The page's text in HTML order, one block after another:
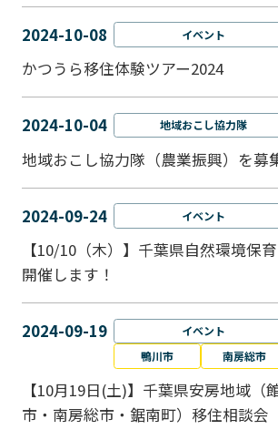
2024-10-08 イベント
かつうら移住体験ツアー2024
2024-10-04 地域おこし協力隊
地域おこし協⼒隊（農業振興）を募
2024-09-24 イベント
【10/10（木）】千葉県自然環境保
開催します！
2024-09-19 イベント
鴨川市
南房総市
【10月19日(土)】千葉県安房地域（
市・南房総市・鋸南町）移住相談会